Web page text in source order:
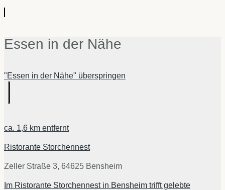
Essen in der Nähe
"Essen in der Nähe" überspringen
ca. 1,6 km entfernt
Ristorante Storchennest
Zeller Straße 3, 64625 Bensheim
Im Ristorante Storchennest in Bensheim trifft gelebte